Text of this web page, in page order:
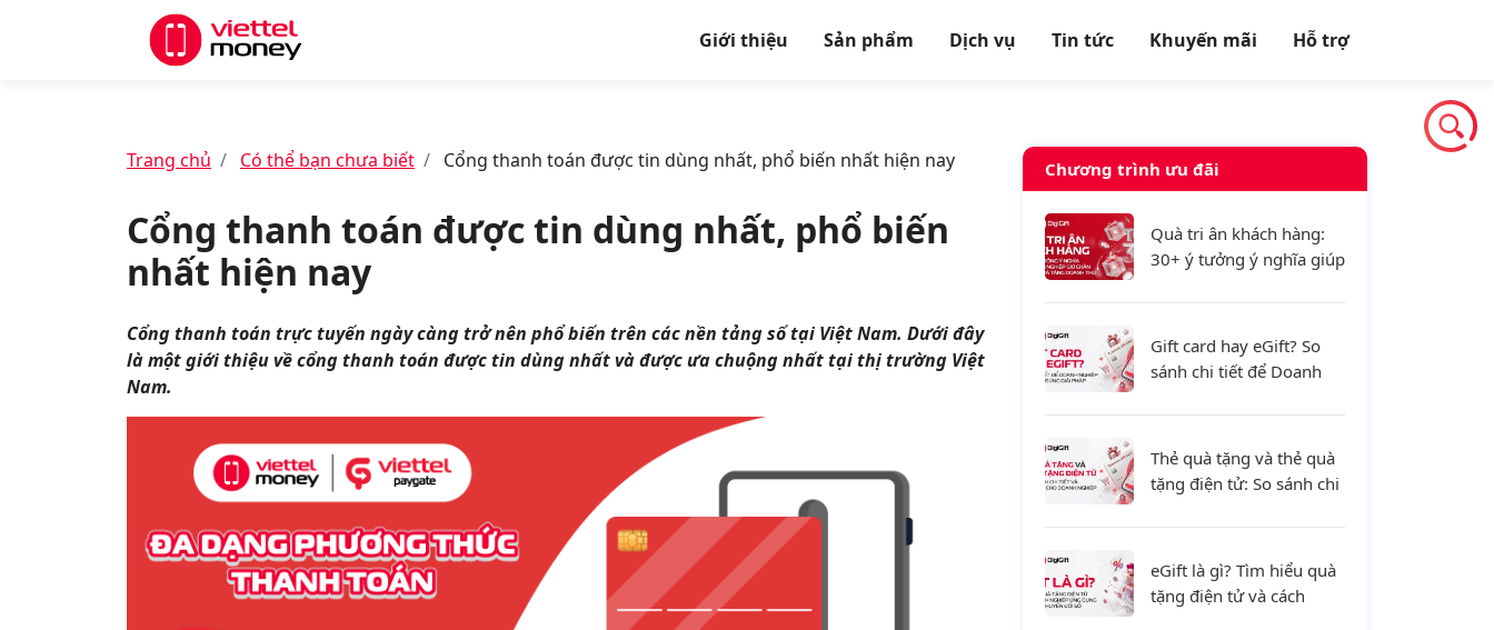
Giới thiệu Sản phẩm Dịch vụ Tin tức Khuyến mãi Hỗ trợ
Trang chủ Có thể bạn chưa biết Cổng thanh toán được tin dùng nhất, phổ biến nhất hiện nay
Cổng thanh toán được tin dùng nhất, phổ biến
nhất hiện nay
Cổng thanh toán trực tuyến ngày càng trở nên phổ biến trên các nền tảng số tại Việt Nam. Dưới đây
là một giới thiệu về cổng thanh toán được tin dùng nhất và được ưa chuộng nhất tại thị trường Việt
Nam.
Chương trình ưu đãi
Quà tri ân khách hàng:
30+ ý tưởng ý nghĩa giúp
khách hàng và tăng
doanh thu
Gift card hay eGift? So
sánh chi tiết để Doanh
giải pháp
Thẻ quà tặng và thẻ quà
tặng điện tử: So sánh chi
doanh nghiệp
eGift là gì? Tìm hiểu quà
tặng điện tử và cách